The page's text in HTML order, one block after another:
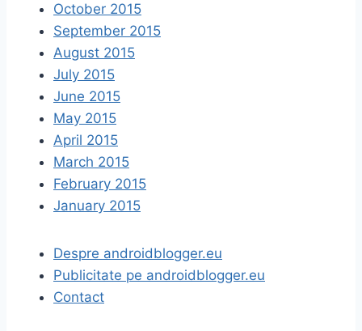
October 2015
September 2015
August 2015
July 2015
June 2015
May 2015
April 2015
March 2015
February 2015
January 2015
Despre androidblogger.eu
Publicitate pe androidblogger.eu
Contact